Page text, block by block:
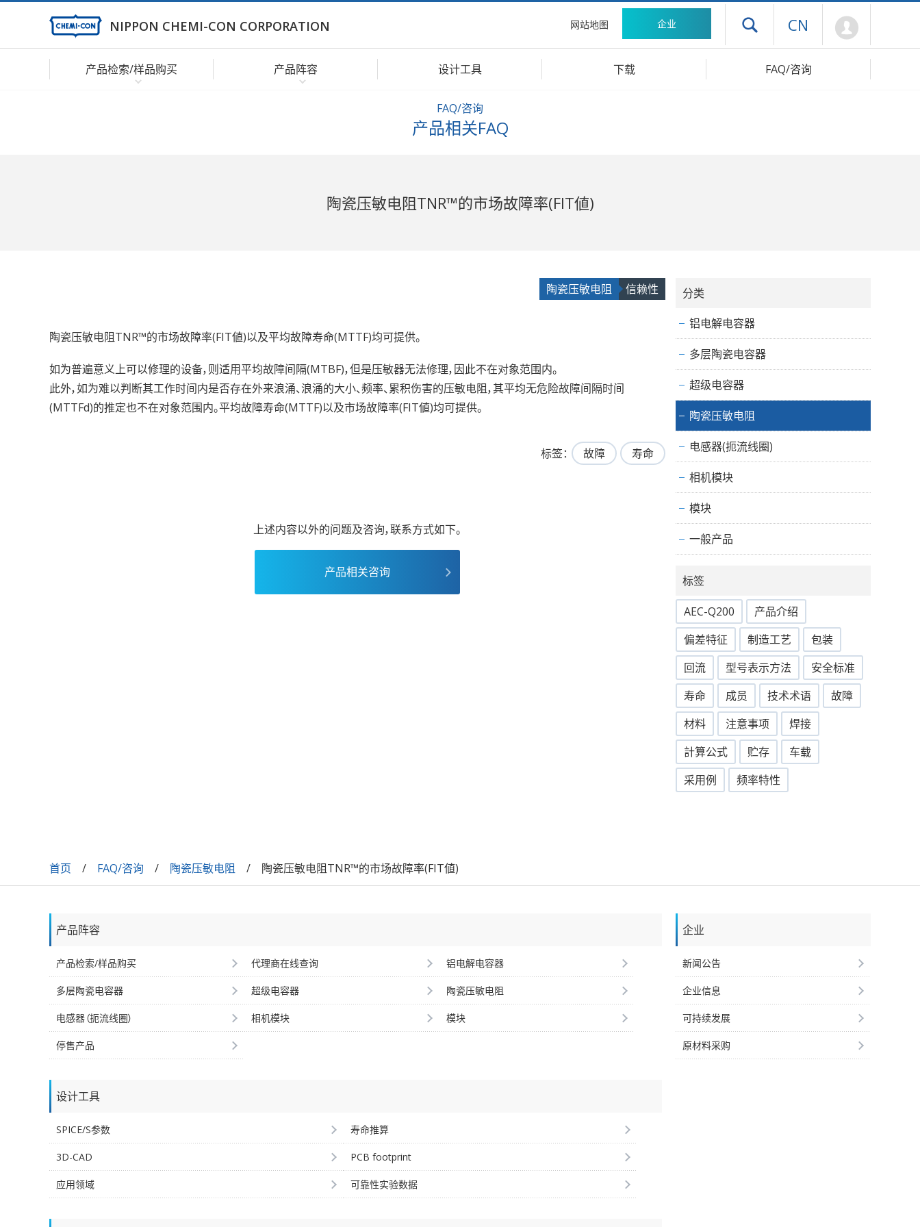
NIPPON CHEMI-CON CORPORATION 网站地图 企业 打开抽屉菜单
CN
产品检索/样品购买 产品阵容 设计工具 下载 FAQ/咨询
FAQ/咨询
产品相关FAQ
陶瓷压敏电阻TNR™的市场故障率(FIT値)
陶瓷压敏电阻 信赖性
陶瓷压敏电阻TNR™的市场故障率(FIT値)以及平均故障寿命(MTTF)均可提供。
如为普遍意义上可以修理的设备，则适用平均故障间隔(MTBF)，但是压敏器无法修理，因此不在对象范围内。
此外，如为难以判断其工作时间内是否存在外来浪涌、浪涌的大小、频率、累积伤害的压敏电阻，其平均无危险故障间隔时间
(MTTFd)的推定也不在对象范围内。平均故障寿命(MTTF)以及市场故障率(FIT値)均可提供。
标签 故障 寿命
上述内容以外的问题及咨询，联系方式如下。
产品相关咨询
分类
铝电解电容器
多层陶瓷电容器
超级电容器
陶瓷压敏电阻
电感器(扼流线圈)
相机模块
模块
一般产品
标签
AEC-Q200
产品介绍
偏差特征
制造工艺
包装
回流
型号表示方法
安全标准
寿命
成员 技术术语
故障
材料
注意事项
焊接
計算公式
贮存
车载
采用例
频率特性
首页 FAQ/咨询 陶瓷压敏电阻 陶瓷压敏电阻TNR™的市场故障率(FIT値)
产品阵容
产品检索/样品购买 代理商在线查询 铝电解电容器
多层陶瓷电容器 超级电容器 陶瓷压敏电阻
电感器（扼流线圈） 相机模块 模块
停售产品
设计工具
SPICE/S参数 寿命推算
3D-CAD PCB footprint
应用领域 可靠性实验数据
企业
新闻公告
企业信息
可持续发展
原材料采购